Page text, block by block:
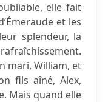
elle fait
et les
splendeur, la
mari, William, et
fils aîné, Alex,
Mais quand elle